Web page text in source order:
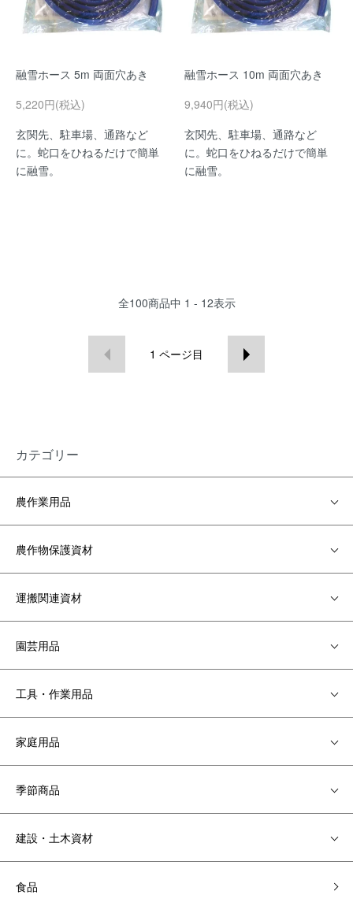
融雪ホース 5m 両面穴あき
5,220円(税込)
玄関先、駐車場、通路など
に。蛇口をひねるだけで簡単
に融雪。
融雪ホース 10m 両面穴あき
9,940円(税込)
玄関先、駐車場、通路など
に。蛇口をひねるだけで簡単
に融雪。
全100商品中 1 - 12表示
1 ページ目
カテゴリー
農作業用品
農作物保護資材
運搬関連資材
園芸用品
工具・作業用品
家庭用品
季節商品
建設・土木資材
食品